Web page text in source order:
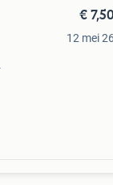
€ 7,50
12 mei